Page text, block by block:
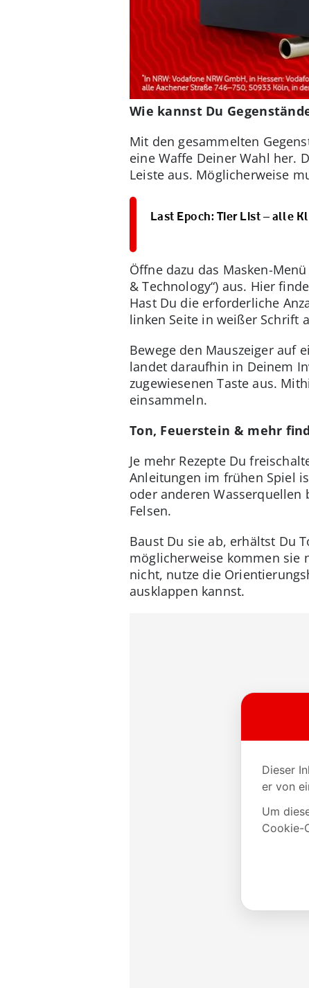
Wie kannst Du
Mit den gesammelten
eine Waffe Deiner Wahl her.
Leiste aus. Möglicherweise
Last Epoch: Tier List – alle
Öffne dazu das Masken-
& Technology“) aus. Hier
Hast Du die erforderliche
linken Seite in weißer Schrift
Bewege den Mauszeiger auf
landet daraufhin in Deinem
zugewiesenen Taste aus.
einsammeln.
Ton, Feuerstein & mehr
Je mehr Rezepte Du
Anleitungen im frühen Spiel
oder anderen
Felsen.
Baust Du sie ab, erhältst Du
möglicherweise kommen sie
nicht, nutze die
ausklappen kannst.